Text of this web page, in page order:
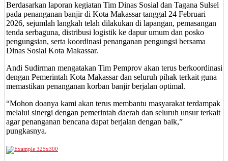
Berdasarkan laporan kegiatan Tim Dinas Sosial dan Tagana Sulsel
pada penanganan banjir di Kota Makassar tanggal 24 Februari
2026, sejumlah langkah telah dilakukan di lapangan, pemasangan
tenda serbaguna, distribusi logistik ke dapur umum dan posko
pengungsian, serta koordinasi penanganan pengungsi bersama
Dinas Sosial Kota Makassar.
Andi Sudirman mengatakan Tim Pemprov akan terus berkoordinasi
dengan Pemerintah Kota Makassar dan seluruh pihak terkait guna
memastikan penanganan korban banjir berjalan optimal.
“Mohon doanya kami akan terus membantu masyarakat terdampak
melalui sinergi dengan pemerintah daerah dan seluruh unsur terkait
agar penanganan bencana dapat berjalan dengan baik,”
pungkasnya.